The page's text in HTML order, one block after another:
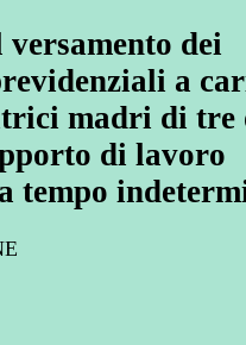
dei
a
madri di tre
di lavoro
tempo